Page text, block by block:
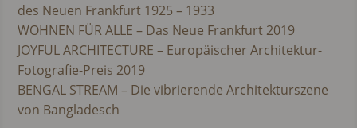
des Neuen Frankfurt 1925 – 1933
WOHNEN FÜR ALLE – Das Neue Frankfurt 2019
JOYFUL ARCHITECTURE – Europäischer Architektur-
Fotografie-Preis 2019
BENGAL STREAM – Die vibrierende Architekturszene
von Bangladesch